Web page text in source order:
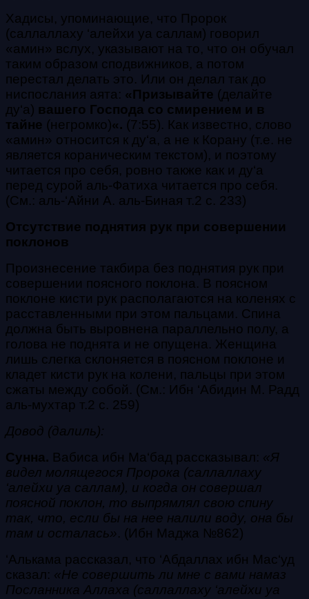
Хадисы, упоминающие, что Пророк
(саллаллаху ‘алейхи уа саллам) говорил
«амин» вслух, указывают на то, что он обучал
таким образом сподвижников, а потом
перестал делать это. Или он делал так до
ниспослания аята: «Призывайте (делайте
ду‘а) вашего Господа со смирением и в
тайне (негромко)«. (7:55). Как известно, слово
«амин» относится к ду‘а, а не к Корану (т.е. не
является кораническим текстом), и поэтому
читается про себя, ровно также как и ду‘а
перед сурой аль-Фатиха читается про себя.
(См.: аль-‘Айни А. аль-Биная т.2 с. 233)
Отсутствие поднятия рук при совершении
поклонов
Произнесение такбира без поднятия рук при
совершении поясного поклона. В поясном
поклоне кисти рук располагаются на коленях с
расставленными при этом пальцами. Спина
должна быть выровнена параллельно полу, а
голова не поднята и не опущена. Женщина
лишь слегка склоняется в поясном поклоне и
кладет кисти рук на колени, пальцы при этом
сжаты между собой. (См.: Ибн ‘Абидин М. Радд
аль-мухтар т.2 с. 259)
Довод (далиль):
Сунна. Вабиса ибн Ма‘бад рассказывал: «Я
видел молящегося Пророка (саллаллаху
‘алейхи уа саллам), и когда он совершал
поясной поклон, то выпрямлял свою спину
так, что, если бы на нее налили воду, она бы
там и осталась». (Ибн Маджа №862)
‘Алькама рассказал, что ‘Абдаллах ибн Мас‘уд
сказал: «Не совершить ли мне с вами намаз
Посланника Аллаха (саллаллаху ‘алейхи уа